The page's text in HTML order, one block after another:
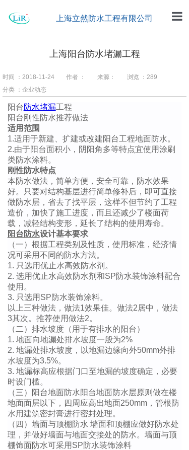
上海立然防水工程有限公司
上海阳台防水堵漏工程
时间 ：2018-11-24 作者 ： 来源： 浏览 ： 289
分类 ：企业动态
阳台 防水堵漏工程
阳台刚性防水推荐做法
适用范围
1.适用于新建、扩建或改建阳台工程地面防水。
2.由于阳台面积小，阴阳角多等特点宜使用涂刷
类防水涂料。
刚性防水特点
本防水做法，简单方便，安全可靠，防水效果
好。只要对结构基层进行简单修补后，即可直接
做防水层，省去了找平层，这样不但节约了工程
造价，加快了施工进度，而且还减少了楼面荷
载，减轻结构变形，延长了结构的使用寿命。
阳台防水设计基本要求
（一）根据工程类别及性质，使用标准，经济情
况可采用不同的防水方法。
1. 只选用优止水高效防水剂。
2. 选用优止水高效防水剂和SP防水装饰涂料配合
使用。
3. 只选用SP防水装饰涂料。
以上三种做法，做法1效果佳。做法2居中，做法
3其次。推荐使用做法2。
（二）排水坡度（用于有排水的阳台）
1. 地面向地漏处排水坡度一般为2%
2. 地漏处排水坡度，以地漏边缘向外50mm外排
水坡度为3.5%。
3. 地漏标高应根据门口至地漏的坡度确定，必要
时设门槛。
（三）阳台地面防水阳台地面防水层原则做在楼
地面面层以下，四周应高出地面250mm，管根防
水用建筑密封膏进行密封处理。
（四）墙面与顶棚防水 墙面和顶棚应做好防水处
理，并做好墙面与地面交接处的防水。墙面与顶
棚饰面防水可采用SP防水装饰涂料